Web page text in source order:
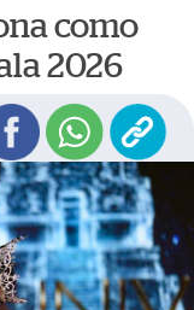
como
2026